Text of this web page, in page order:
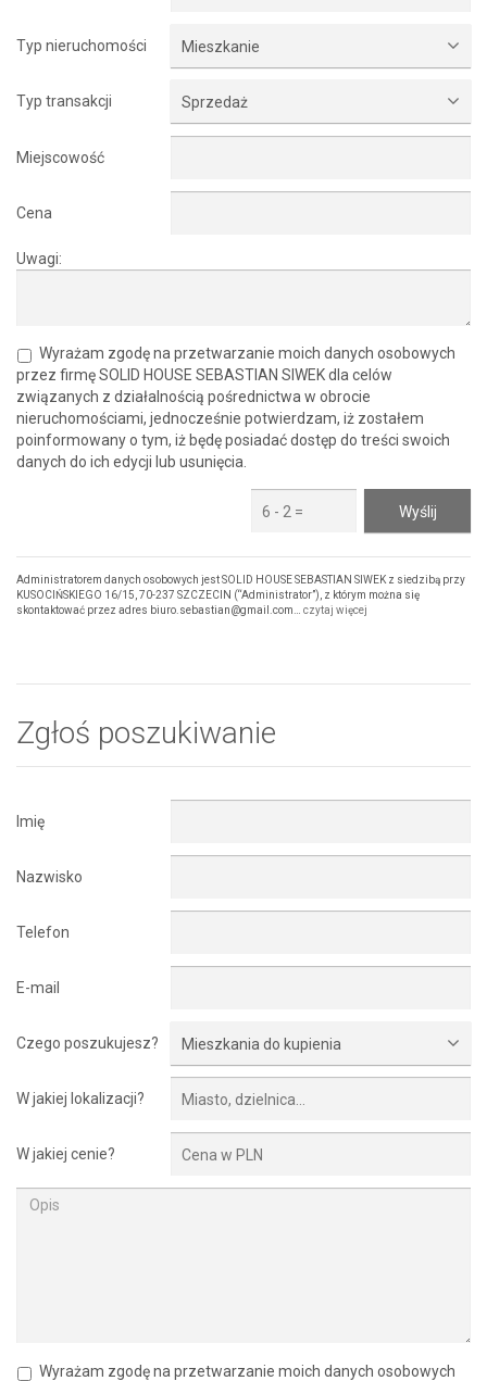
Typ nieruchomości Mieszkanie
Typ transakcji Sprzedaż
Miejscowość
Cena
Uwagi:
Wyrażam zgodę na przetwarzanie moich danych osobowych
przez firmę SOLID HOUSE SEBASTIAN SIWEK dla celów
związanych z działalnością pośrednictwa w obrocie
nieruchomościami, jednocześnie potwierdzam, iż zostałem
poinformowany o tym, iż będę posiadać dostęp do treści swoich
danych do ich edycji lub usunięcia.
Administratorem danych osobowych jest SOLID HOUSE SEBASTIAN SIWEK z siedzibą przy
KUSOCIŃSKIEGO 16/15, 70-237 SZCZECIN (“Administrator”), z którym można się
skontaktować przez adres biuro.sebastian@gmail.com… czytaj więcej
Zgłoś poszukiwanie
Imię
Nazwisko
Telefon
E-mail
Czego poszukujesz? Mieszkania do kupienia
W jakiej lokalizacji?
W jakiej cenie?
Wyrażam zgodę na przetwarzanie moich danych osobowych